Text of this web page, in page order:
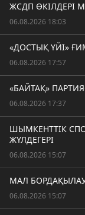
ЖСДП ӨКІЛДЕРІ
06.08.2026 18:03
«ДОСТЫҚ ҮЙІ»
06.08.2026 17:57
«БАЙТАҚ»
06.08.2026 17:37
ШЫМКЕНТТІК
ЖҮЛДЕГЕРІ
06.08.2026 15:07
МАЛ
06.08.2026 15:07